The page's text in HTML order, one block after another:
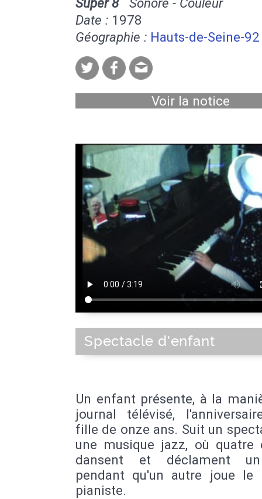
Super 8Sonore - Couleur
Date : 1978
Géographie : Hauts-de-Seine-92
Voir la notice
Spectacle d'enfant
Un enfant présente, à la
journal télévisé,
fille de onze ans. Suit un
une musique jazz, où quatre
dansent et déclament
pendant qu'un autre joue le
pianiste.